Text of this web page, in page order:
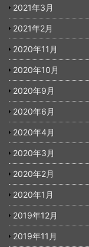
2021年3月
2021年2月
2020年11月
2020年10月
2020年9月
2020年6月
2020年4月
2020年3月
2020年2月
2020年1月
2019年12月
2019年11月